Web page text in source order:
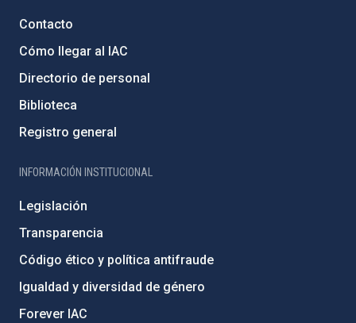
Contacto
Cómo llegar al IAC
Directorio de personal
Biblioteca
Registro general
INFORMACIÓN INSTITUCIONAL
Legislación
Transparencia
Código ético y política antifraude
Igualdad y diversidad de género
Forever IAC